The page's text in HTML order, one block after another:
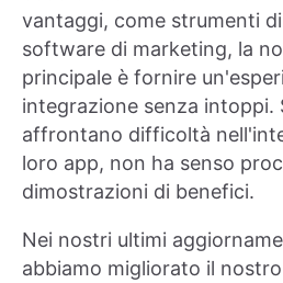
vantaggi, come strumenti
software di marketing, la
principale è fornire
integrazione senza intoppi.
affrontano difficoltà
loro app, non ha senso
dimostrazioni di benefici.
Nei nostri ultimi
abbiamo migliorato il